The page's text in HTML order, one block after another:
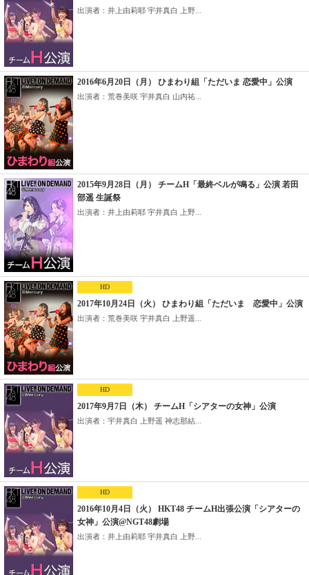
出演者：井上由莉耶 宇井真白 上野...
2016年6月20日（月） ひまわり組「ただいま 恋愛中」公演
出演者：荒巻美咲 宇井真白 山内祐...
2015年9月28日（月） チームH「最終ベルが鳴る」公演 若田
部遥 生誕祭
出演者：井上由莉耶 宇井真白 上野...
HD
2017年10月24日（火） ひまわり組「ただいま 恋愛中」公演
出演者：荒巻美咲 宇井真白 上野遥...
HD
2017年9月7日（木） チームH「シアターの女神」公演
出演者：宇井真白 上野遥 神志那結...
HD
2016年10月4日（火） HKT48 チームH出張公演「シアターの
女神」公演@NGT48劇場
出演者：井上由莉耶 宇井真白 上野...